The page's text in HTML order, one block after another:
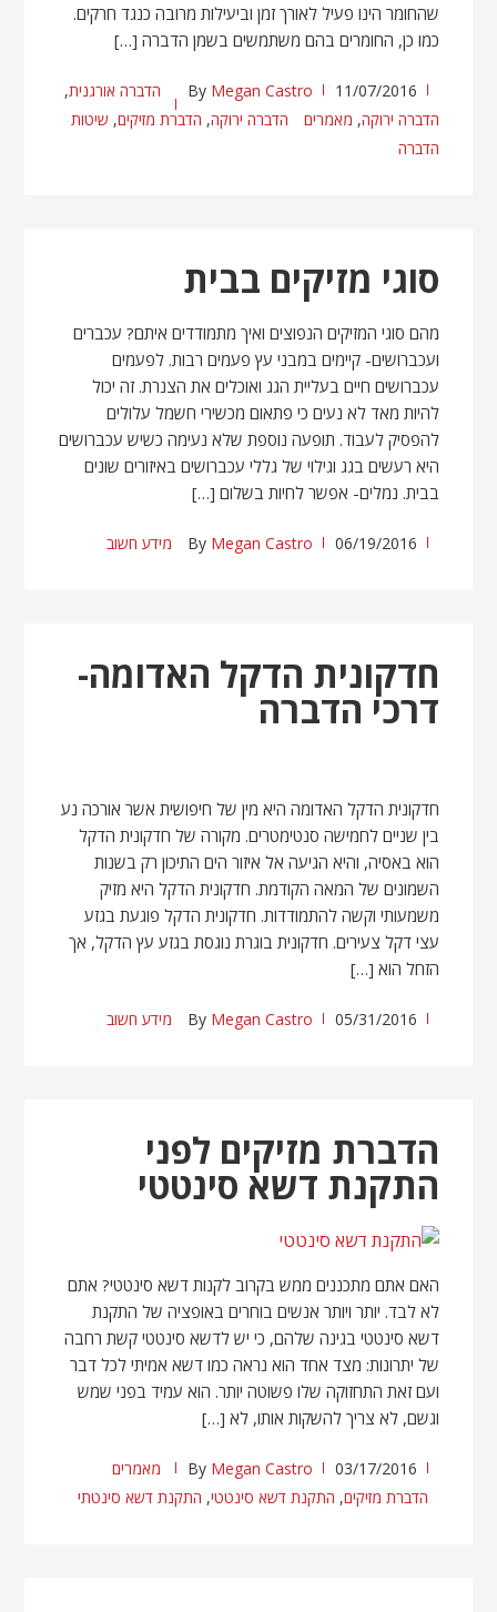
שהחומר הינו פעיל לאורך זמן וביעילות מרובה כנגד חרקים.
כמו כן, החומרים בהם משתמשים בשמן הדברה […]
11/07/2016
By Megan Castro הדברה אורגנית,
הדברה ירוקה, מאמרים הדברה ירוקה, הדברת מזיקים, שיטות
הדברה
סוגי מזיקים בבית
מהם סוגי המזיקים הנפוצים ואיך מתמודדים איתם? עכברים
ועכברושים- קיימים במבני עץ פעמים רבות. לפעמים
עכברושים חיים בעליית הגג ואוכלים את הצנרת. זה יכול
להיות מאד לא נעים כי פתאום מכשירי חשמל עלולים
להפסיק לעבוד. תופעה נוספת שלא נעימה כשיש עכברושים
היא רעשים בגג וגילוי של גללי עכברושים באיזורים שונים
בבית. נמלים- אפשר לחיות בשלום […]
06/19/2016
By Megan Castro מידע חשוב
חדקונית הדקל האדומה-
דרכי הדברה
חדקונית הדקל האדומה היא מין של חיפושית אשר אורכה נע
בין שניים לחמישה סנטימטרים. מקורה של חדקונית הדקל
הוא באסיה, והיא הגיעה אל איזור הים התיכון רק בשנות
השמונים של המאה הקודמת. חדקונית הדקל היא מזיק
משמעותי וקשה להתמודדות. חדקונית הדקל פוגעת בגזע
עצי דקל צעירים. חדקונית בוגרת נוגסת בגזע עץ הדקל, אך
הזחל הוא […]
05/31/2016
By Megan Castro מידע חשוב
הדברת מזיקים לפני
התקנת דשא סינטטי
האם אתם מתכננים ממש בקרוב לקנות דשא סינטטי? אתם
לא לבד. יותר ויותר אנשים בוחרים באופציה של התקנת
דשא סינטטי בגינה שלהם, כי יש לדשא סינטטי קשת רחבה
של יתרונות: מצד אחד הוא נראה כמו דשא אמיתי לכל דבר
ועם זאת התחזוקה שלו פשוטה יותר. הוא עמיד בפני שמש
וגשם, לא צריך להשקות אותו, לא […]
03/17/2016
By Megan Castro
מאמרים
הדברת מזיקים, התקנת דשא סינטטי, התקנת דשא סינטתי